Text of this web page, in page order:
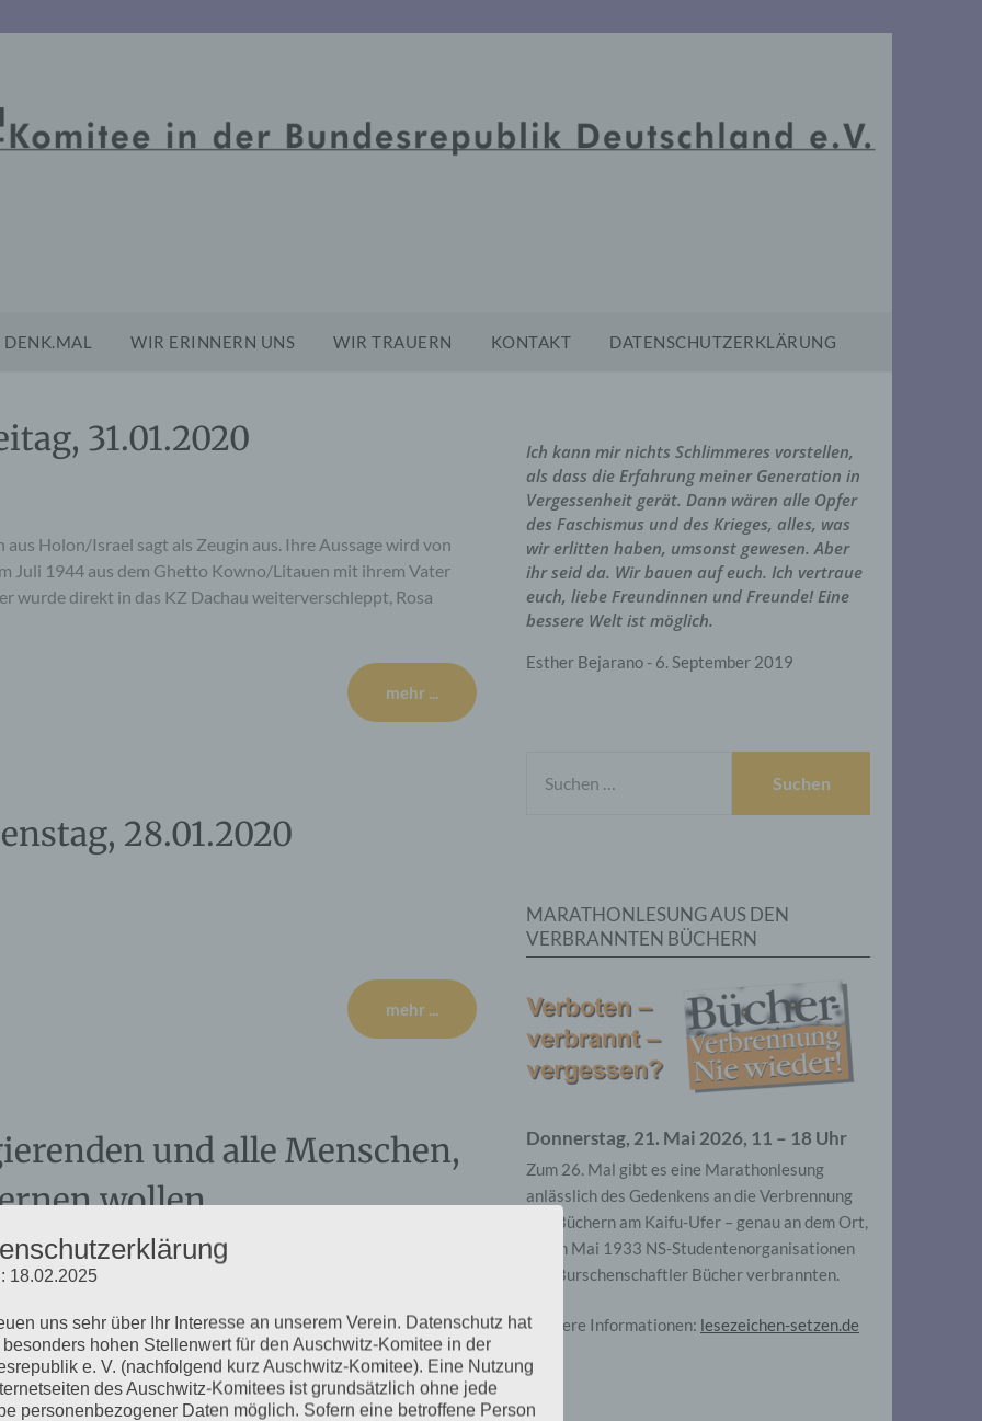
DENK.MAL WIR ERINNERN UNS WIR TRAUERN KONTAKT DATENSCHUTZERKLÄRUNG
31.01.2020
Holon/Israel sagt als Zeugin aus. Ihre Aussage wird von
Juli 1944 aus dem Ghetto Kowno/Litauen mit ihrem Vater
direkt in das KZ Dachau weiterverschleppt, Rosa
mehr ...
28.01.2020
mehr ...
und alle Menschen,
wollen
man dem Menschen die Möglichkeit geben will, aus der
dass er sich dieser Geschichte erinnert. Aber leider vergisst er
Ich kann mir nichts Schlimmeres vorstellen,
als dass die Erfahrung meiner Generation in
Vergessenheit gerät. Dann wären alle Opfer
des Faschismus und des Krieges, alles, was
wir erlitten haben, umsonst gewesen. Aber
ihr seid da. Wir bauen auf euch. Ich vertraue
euch, liebe Freundinnen und Freunde! Eine
bessere Welt ist möglich.
Esther Bejarano - 6. September 2019
NACH:
MARATHONLESUNG AUS DEN
VERBRANNTEN BÜCHERN
Donnerstag, 21. Mai 2026, 11 – 18 Uhr
Zum 26. Mal gibt es eine Marathonlesung
anlässlich des Gedenkens an die Verbrennung
von Büchern am Kaifu-Ufer – genau an dem Ort,
wo im Mai 1933 NS-Studentenorganisationen
und Burschenschaftler Bücher verbrannten.
Weitere Informationen: lesezeichen-setzen.de
18.02.2025
uns sehr über Ihr Interesse an unserem Verein. Datenschutz hat
hohen Stellenwert für den Auschwitz-Komitee in der
e. V. (nachfolgend kurz Auschwitz-Komitee). Eine Nutzung
des Auschwitz-Komitees ist grundsätzlich ohne jede
personenbezogener Daten möglich. Sofern eine betroffene Person